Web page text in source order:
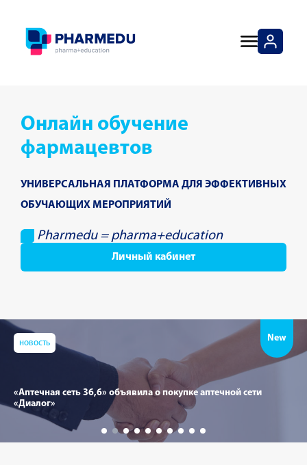
Онлайн обучение
фармацевтов
УНИВЕРСАЛЬНАЯ ПЛАТФОРМА ДЛЯ ЭФФЕКТИВНЫХ
ОБУЧАЮЩИХ МЕРОПРИЯТИЙ
Pharmedu = pharma+education
Личный кабинет
новость New
«Аптечная сеть 36,6» объявила о покупке аптечной сети
«Диалог»